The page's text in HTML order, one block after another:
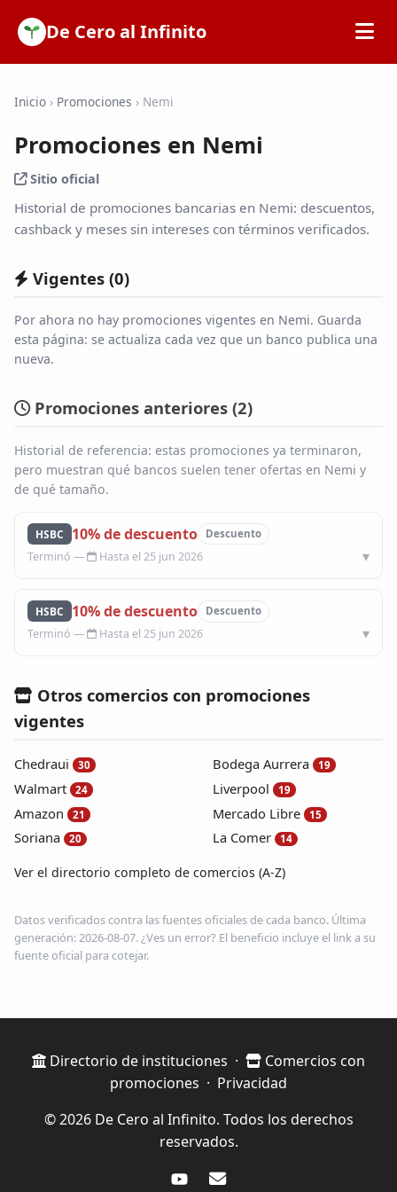
De Cero al Infinito
SOFIPOs
Bancos
Promociones
Blog
Infinito
Inicio › Promociones › Nemi
Promociones en Nemi
Sitio oficial
Historial de promociones bancarias en Nemi: descuentos,
cashback y meses sin intereses con términos verificados.
Vigentes (0)
Por ahora no hay promociones vigentes en Nemi. Guarda
esta página: se actualiza cada vez que un banco publica una
nueva.
Promociones anteriores (2)
Historial de referencia: estas promociones ya terminaron,
pero muestran qué bancos suelen tener ofertas en Nemi y
de qué tamaño.
HSBC 10% de descuento Descuento
Hasta el 25 jun 2026
HSBC 10% de descuento Descuento
Hasta el 25 jun 2026
Otros comercios con promociones
vigentes
Chedraui 30
Walmart 24
Amazon 21
Soriana 20
Bodega Aurrera 19
Liverpool 19
Mercado Libre 15
La Comer 14
Ver el directorio completo de comercios (A-Z)
Datos verificados contra las fuentes oficiales de cada banco. Última
generación: 2026-08-07. ¿Ves un error? El beneficio incluye el link a su
fuente oficial para cotejar.
Directorio de instituciones ·
Comercios con
promociones · Privacidad
© 2026 De Cero al Infinito. Todos los derechos
reservados.